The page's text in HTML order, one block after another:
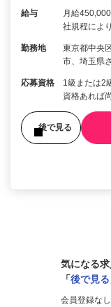
給与
月給
社規程によ
勤務地
東京都中央
市、埼玉県
応募資格
1級または2
資格あれば
後で見る
気になる
「後で見る
会員登録なし